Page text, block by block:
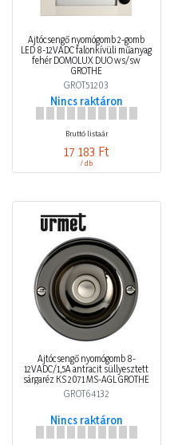
Ajtócsengő nyomógomb 2-gomb
LED 8-12VADC falonkívüli műanyag
fehér DOMOLUX DUO ws/sw
GROTHE
GROT51203
Nincs raktáron
Bruttó listaár
17 183 Ft
/ db
Ajtócsengő nyomógomb 8-
12VADC/1,5A antracit süllyesztett
sárgaréz KS 2071 MS-AGL GROTHE
GROT64132
Nincs raktáron